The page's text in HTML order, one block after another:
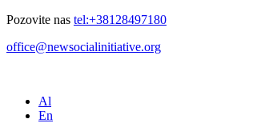
Pozovite nas tel:+38128497180
office@newsocialinitiative.org
Al
En